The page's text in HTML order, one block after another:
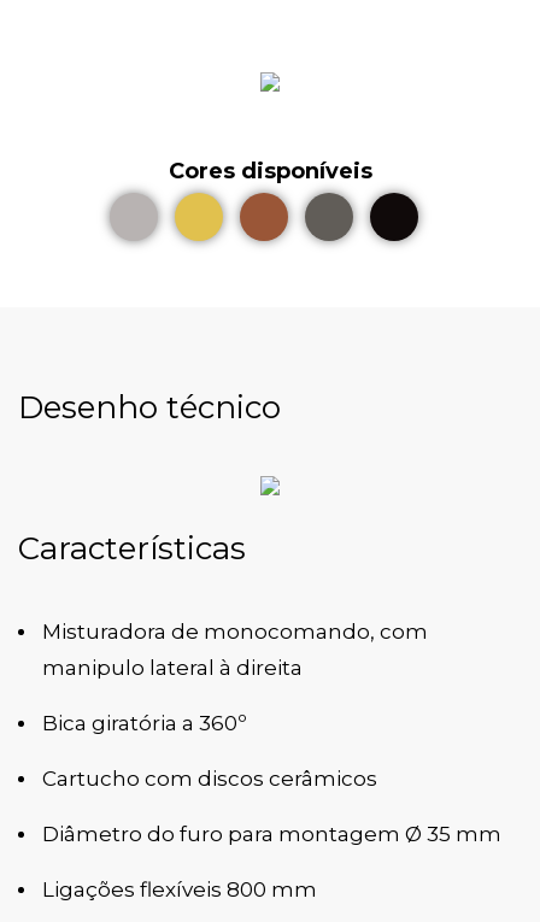
Cores disponíveis
Desenho técnico
Características
Misturadora de monocomando, com
manipulo lateral à direita
Bica giratória a 360º
Cartucho com discos cerâmicos
Diâmetro do furo para montagem Ø 35 mm
Ligações flexíveis 800 mm